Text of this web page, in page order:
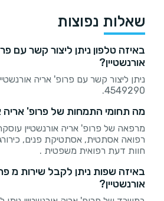
שאלות נפוצות
באיזה טלפון ניתן ליצור קשר עם
אורנשטיין?
4549290.
מה תחומי התמחות של פרופ' אריה
מרפאה של פרופ' אריה אורנשטיין
רפואה אסתטית, אסתטיקת פנים,
חוות דעת רפואית משפטית .
באיזה שפות ניתן לקבל שירות מ
אורנשטיין?